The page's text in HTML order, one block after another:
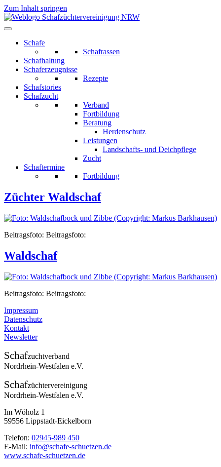
Zum Inhalt springen
Schafe
Schafrassen
Schafhaltung
Schaferzeugnisse
Rezepte
Schafstories
Schafzucht
Verband
Fortbildung
Beratung
Herdenschutz
Leistungen
Landschafts- und Deichpflege
Zucht
Schaftermine
Fortbildung
Züchter Waldschaf
Beitragsfoto: Beitragsfoto:
Waldschaf
Beitragsfoto: Beitragsfoto:
Impressum
Datenschutz
Kontakt
Newsletter
Schafzuchtverband
Nordrhein-Westfalen e.V.
Schafzüchtervereinigung
Nordrhein-Westfalen e.V.
Im Wöholz 1
59556 Lippstadt-Eickelborn
Telefon: 02945-989 450
E-Mail: info@schafe-schuetzen.de
www.schafe-schuetzen.de